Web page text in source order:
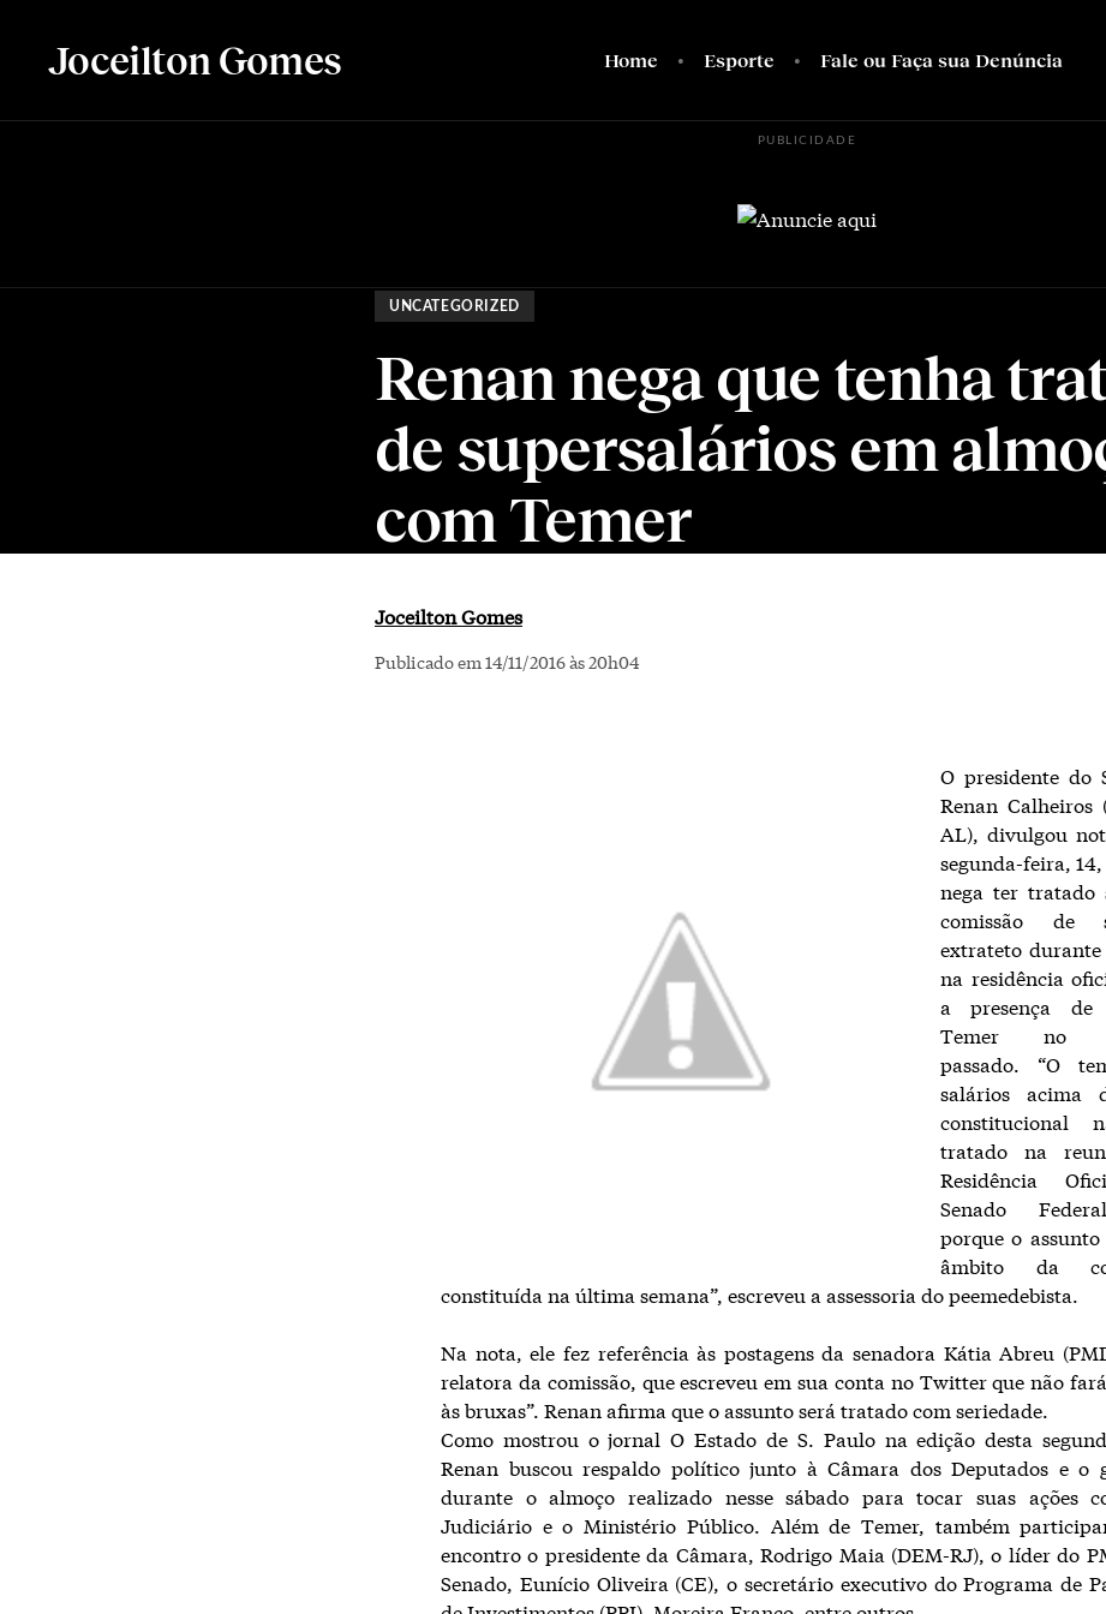
Joceilton Gomes Home Esporte Fale ou Faça sua Denúncia
PUBLICIDADE
UNCATEGORIZED
Renan nega que tenha
de supersalários em
com Temer
Joceilton Gomes
Publicado em 14/11/2016 às 20h04
O presidente do
Renan Calheiros
AL), divulgou
segunda-feira,
nega ter tratado
comissão de
extrateto durante
na residência
a presença de
Temer no
passado. “O
salários acima
constitucional
tratado na
Residência
Senado
porque o assunto
âmbito da
constituída na última semana”, escreveu a assessoria do peemedebista.
Na nota, ele fez referência às postagens da senadora Kátia Abreu
relatora da comissão, que escreveu em sua conta no Twitter que não
às bruxas”. Renan afirma que o assunto será tratado com seriedade.
Como mostrou o jornal O Estado de S. Paulo na edição desta
Renan buscou respaldo político junto à Câmara dos Deputados e o
durante o almoço realizado nesse sábado para tocar suas ações
Judiciário e o Ministério Público. Além de Temer, também
encontro o presidente da Câmara, Rodrigo Maia (DEM-RJ), o líder do
Senado, Eunício Oliveira (CE), o secretário executivo do Programa de